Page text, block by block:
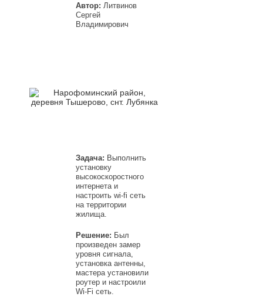
Автор: Литвинов
Сергей
Владимирович
Задача: Выполнить
установку
высокоскоростного
интернета и
настроить wi-fi сеть
на территории
жилища.
Решение: Был
произведен замер
уровня сигнала,
установка антенны,
мастера установили
роутер и настроили
Wi-Fi сеть.